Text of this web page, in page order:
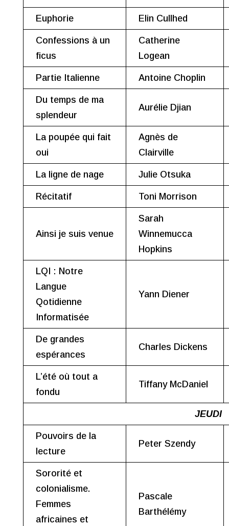
Euphorie Elin Cullhed
Confessions à un
ficus
Catherine
Logean
Partie Italienne Antoine Choplin
Du temps de ma
splendeur
Aurélie Djian
La poupée qui fait
oui
Agnès de
Clairville
La ligne de nage Julie Otsuka
Récitatif Toni Morrison
Ainsi je suis venue
Sarah
Winnemucca
Hopkins
LQI : Notre
Langue
Qotidienne
Informatisée
Yann Diener
De grandes
espérances
Charles Dickens
L’été où tout a
fondu
Tiffany McDaniel
JEUDI
Pouvoirs de la
lecture
Peter Szendy
Sororité et
colonialisme.
Femmes
africaines et
Pascale
Barthélémy